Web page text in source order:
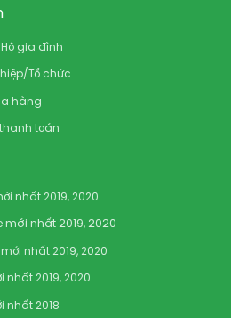
gia đình
Tổ chức
hàng
toán
nhất 2019, 2020
mới nhất 2019, 2020
nhất 2019, 2020
nhất 2019, 2020
nhất 2018